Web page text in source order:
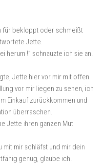
für bekloppt oder schmeißt
Jette.
herum !” schnauzte ich sie an.
Jette hier vor mir mit offen
vor mir liegen zu sehen, ich
Einkauf zurückkommen und
überraschen.
Jette ihren ganzen Mut
mit mir schläfst und mir dein
genug, glaube ich.